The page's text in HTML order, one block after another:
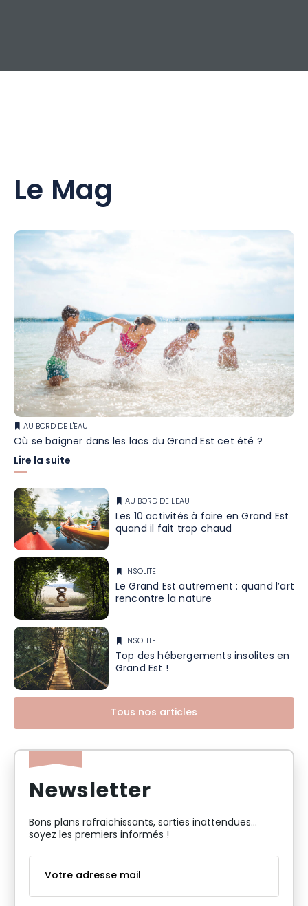
Le Mag
AU BORD DE L'EAU
Où se baigner dans les lacs du Grand Est cet été ?
Lire la suite
AU BORD DE L'EAU
Les 10 activités à faire en Grand Est
quand il fait trop chaud
INSOLITE
Le Grand Est autrement : quand l’art
rencontre la nature
INSOLITE
Top des hébergements insolites en
Grand Est !
Tous nos articles
Newsletter
Bons plans rafraichissants, sorties inattendues…
soyez les premiers informés !